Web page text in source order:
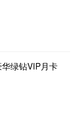
绿钻VIP月卡